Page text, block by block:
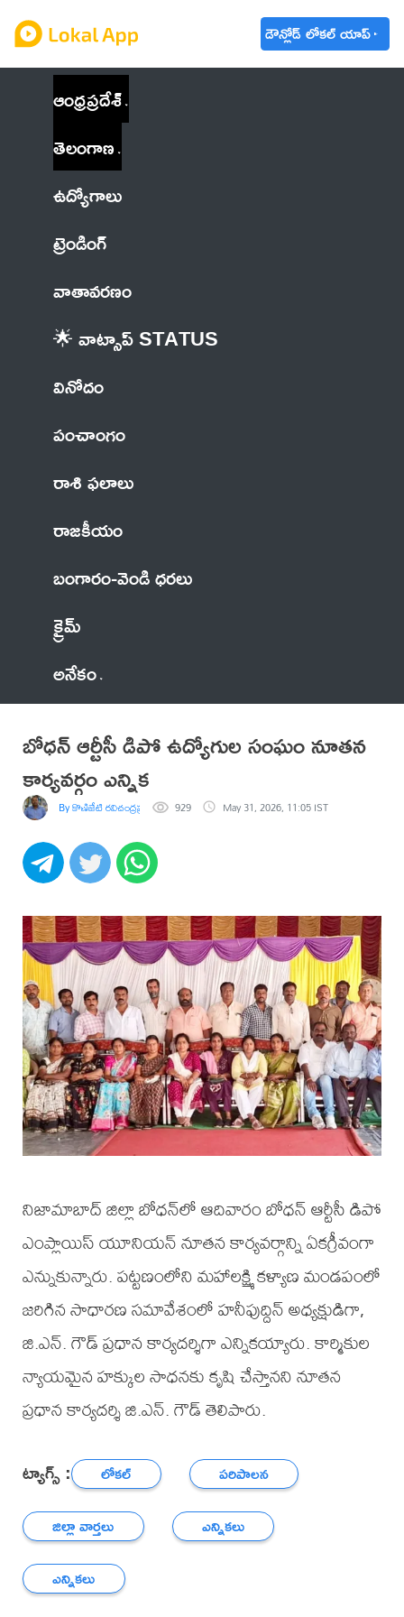
డౌన్లోడ్ లోకల్ యాప్
ఆంధ్రప్రదేశ్
తెలంగాణ
ఉద్యోగాలు
ట్రెండింగ్
వాతావరణం
🌟 వాట్సాప్ STATUS
వినోదం
పంచాంగం
రాశి ఫలాలు
రాజకీయం
బంగారం-వెండి ధరలు
క్రైమ్
అనేకం
బోధన్ ఆర్టీసీ డిపో ఉద్యోగుల సంఘం నూతన
కార్యవర్గం ఎన్నిక
By కొణిజేటి రవిచంద్రప్రసాద్ 929 May 31, 2026, 11:05 IST
నిజామాబాద్ జిల్లా బోధన్‌లో ఆదివారం బోధన్ ఆర్టీసీ డిపో
ఎంప్లాయిస్ యూనియన్ నూతన కార్యవర్గాన్ని ఏకగ్రీవంగా
ఎన్నుకున్నారు. పట్టణంలోని మహాలక్ష్మి కళ్యాణ మండపంలో
జరిగిన సాధారణ సమావేశంలో హనీఫుద్దిన్ అధ్యక్షుడిగా,
జి.ఎన్. గౌడ్ ప్రధాన కార్యదర్శిగా ఎన్నికయ్యారు. కార్మికుల
న్యాయమైన హక్కుల సాధనకు కృషి చేస్తానని నూతన
ప్రధాన కార్యదర్శి జి.ఎన్. గౌడ్ తెలిపారు.
ట్యాగ్స్ : లోకల్
పరిపాలన
జిల్లా వార్తలు
ఎన్నికలు
ఎన్నికలు